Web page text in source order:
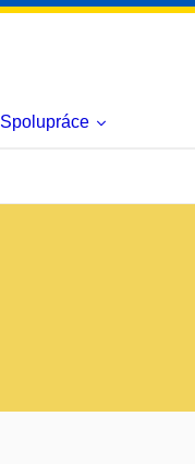
Spolupráce